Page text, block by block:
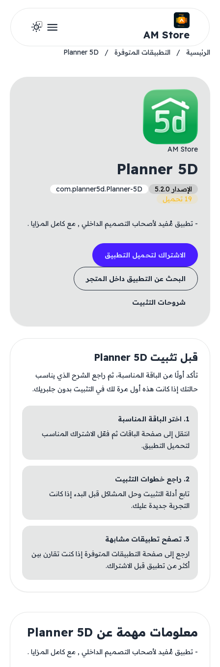
AM Store
الرئيسية / التطبيقات المتوفرة /
Planner 5D
AM Store
Planner 5D
الإصدار 5.2.0
com.planner5d.Planner-5D
19 تحميل
- تطبيق مُفيد لأصحاب التصميم الداخلي , مع كامل المزايا .
الاشتراك لتحميل التطبيق
البحث عن التطبيق داخل المتجر
شروحات التثبيت
قبل تثبيت Planner 5D
تأكد أولًا من الباقة المناسبة، ثم راجع الشرح الذي يناسب
حالتك إذا كانت هذه أول مرة لك في التثبيت بدون جلبريك.
1. اختر الباقة المناسبة
انتقل إلى صفحة الباقات ثم فعّل الاشتراك المناسب
لتحميل التطبيق.
2. راجع خطوات التثبيت
تابع أدلة التثبيت وحل المشاكل قبل البدء إذا كانت
التجربة جديدة عليك.
3. تصفح تطبيقات مشابهة
ارجع إلى صفحة التطبيقات المتوفرة إذا كنت تقارن بين
أكثر من تطبيق قبل الاشتراك.
معلومات مهمة عن Planner 5D
- تطبيق مُفيد لأصحاب التصميم الداخلي , مع كامل المزايا .